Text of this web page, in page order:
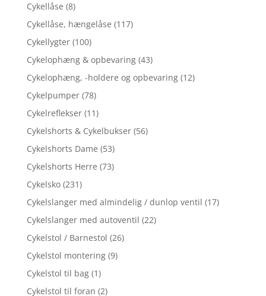
Cykellåse (8)
Cykellåse, hængelåse (117)
Cykellygter (100)
Cykelophæng & opbevaring (43)
Cykelophæng, -holdere og opbevaring (12)
Cykelpumper (78)
Cykelreflekser (11)
Cykelshorts & Cykelbukser (56)
Cykelshorts Dame (53)
Cykelshorts Herre (73)
Cykelsko (231)
Cykelslanger med almindelig / dunlop ventil (17)
Cykelslanger med autoventil (22)
Cykelstol / Barnestol (26)
Cykelstol montering (9)
Cykelstol til bag (1)
Cykelstol til foran (2)